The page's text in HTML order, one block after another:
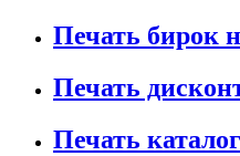
Печать бирок
Печать
Печать